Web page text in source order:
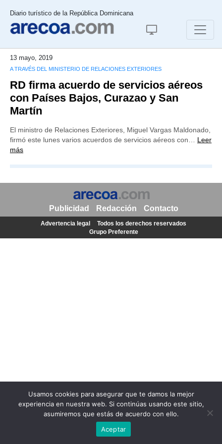
Diario turístico de la República Dominicana
13 mayo, 2019
A TRAVÉS DEL MINISTERIO DE RELACIONES EXTERIORES
RD firma acuerdo de servicios aéreos
con Países Bajos, Curazao y San
Martín
El ministro de Relaciones Exteriores, Miguel Vargas Maldonado,
firmó este lunes varios acuerdos de servicios aéreos con… Leer
más
Usamos cookies para asegurar que te damos la mejor
experiencia en nuestra web. Si continúas usando este sitio,
asumiremos que estás de acuerdo con ello.
Aceptar
Publicidad Redacción Contacto
Advertencia legal
Todos los derechos reservados
Grupo Preferente